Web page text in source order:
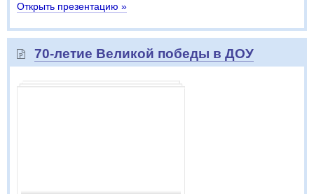
Открыть презентацию »
70-летие Великой победы в ДОУ